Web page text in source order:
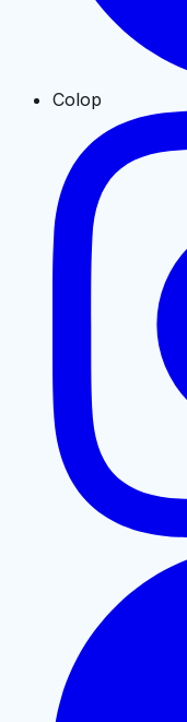
Colop